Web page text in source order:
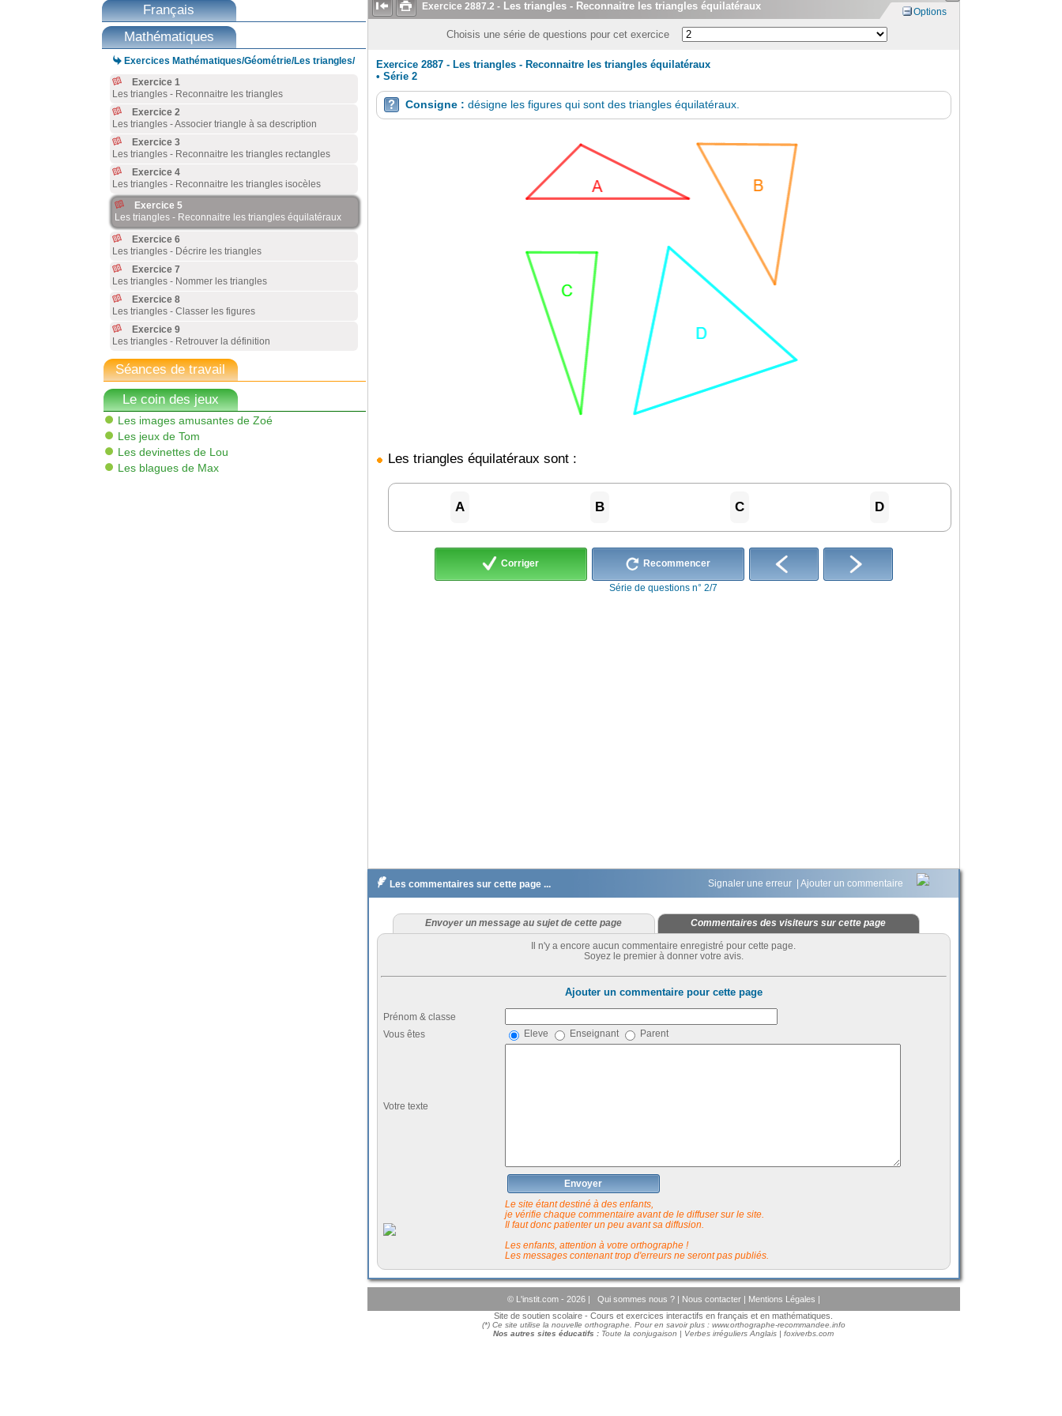
Français
Mathématiques
 Exercices Mathématiques/Géométrie/Les triangles/
Exercice 1
Les triangles - Reconnaitre les triangles
Exercice 2
Les triangles - Associer triangle à sa description
Exercice 3
Les triangles - Reconnaitre les triangles rectangles
Exercice 4
Les triangles - Reconnaitre les triangles isocèles
Exercice 5
Les triangles - Reconnaitre les triangles équilatéraux
Exercice 6
Les triangles - Décrire les triangles
Exercice 7
Les triangles - Nommer les triangles
Exercice 8
Les triangles - Classer les figures
Exercice 9
Les triangles - Retrouver la définition
Séances de travail
Le coin des jeux
Les images amusantes de Zoé
Les jeux de Tom
Les devinettes de Lou
Les blagues de Max
  Exercice 2887.2 - Les triangles - Reconnaitre les triangles équilatéraux Options
Choisis une série de questions pour cet exercice
Exercice 2887 - Les triangles - Reconnaitre les triangles équilatéraux
• Série 2
 Consigne : désigne les figures qui sont des triangles équilatéraux.
Les triangles équilatéraux sont :
A B C D
Corriger Recommencer
Série de questions n° 2/7
 Les commentaires sur cette page ... Signaler une erreur Ajouter un commentaire
Envoyer un message au sujet de cette page Commentaires des visiteurs sur cette page
Il n'y a encore aucun commentaire enregistré pour cette page.
Soyez le premier à donner votre avis.
Ajouter un commentaire pour cette page
Prénom & classe
Vous êtes
Eleve Enseignant Parent
Votre texte
Envoyer
Le site étant destiné à des enfants,
je vérifie chaque commentaire avant de le diffuser sur le site.
Il faut donc patienter un peu avant sa diffusion.
Les enfants, attention à votre orthographe !
Les messages contenant trop d'erreurs ne seront pas publiés.
© L'instit.com - 2026 | Qui sommes nous ? Nous contacter Mentions Légales
Site de soutien scolaire - Cours et exercices interactifs en français et en mathématiques.
(*) Ce site utilise la nouvelle orthographe. Pour en savoir plus : www.orthographe-recommandee.info
Nos autres sites éducatifs : Toute la conjugaison | Verbes irréguliers Anglais | foxiverbs.com